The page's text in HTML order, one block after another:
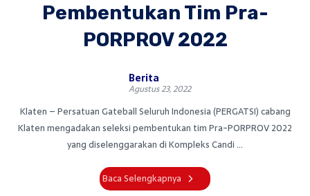
Pembentukan Tim Pra-
PORPROV 2022
Berita
Agustus 23, 2022
Klaten – Persatuan Gateball Seluruh Indonesia (PERGATSI) cabang
Klaten mengadakan seleksi pembentukan tim Pra-PORPROV 2022
yang diselenggarakan di Kompleks Candi ...
Baca Selengkapnya